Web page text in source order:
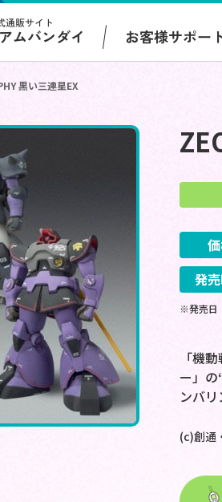
通販サイト
ムバンダイ お客様サポー
黒い三連星EX
発
※発売日
「機
ー」
ンバ
(c)創通